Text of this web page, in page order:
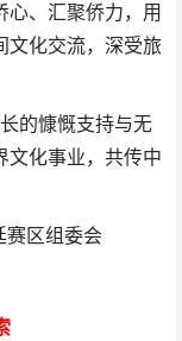
、汇聚侨力，用
文化交流，深受旅
的慷慨支持与无
文化事业，共传中
赛区组委会